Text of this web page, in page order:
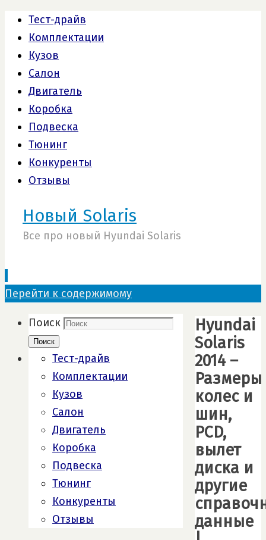
Тест-драйв
Комплектации
Кузов
Салон
Двигатель
Коробка
Подвеска
Тюнинг
Конкуренты
Отзывы
Новый Solaris
Все про новый Hyundai Solaris
Перейти к содержимому
Hyundai
Solaris
2014 –
Размеры
колеc и
шин,
PCD,
вылет
диска и
другие
данные
Поиск
Поиск
Тест-драйв
Комплектации
Кузов
Салон
Двигатель
Коробка
Подвеска
Тюнинг
Конкуренты
Отзывы